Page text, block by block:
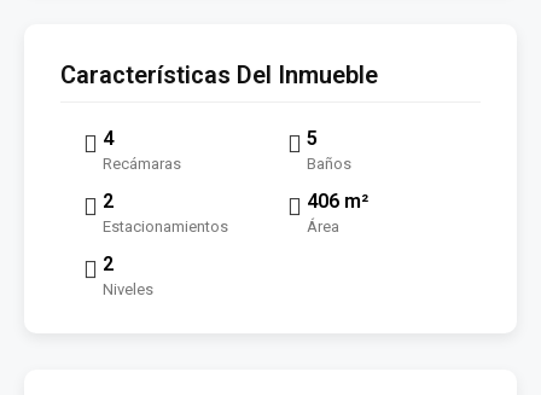
Características Del Inmueble
4
Recámaras
5
Baños
2
Estacionamientos
406 m²
Área
2
Niveles